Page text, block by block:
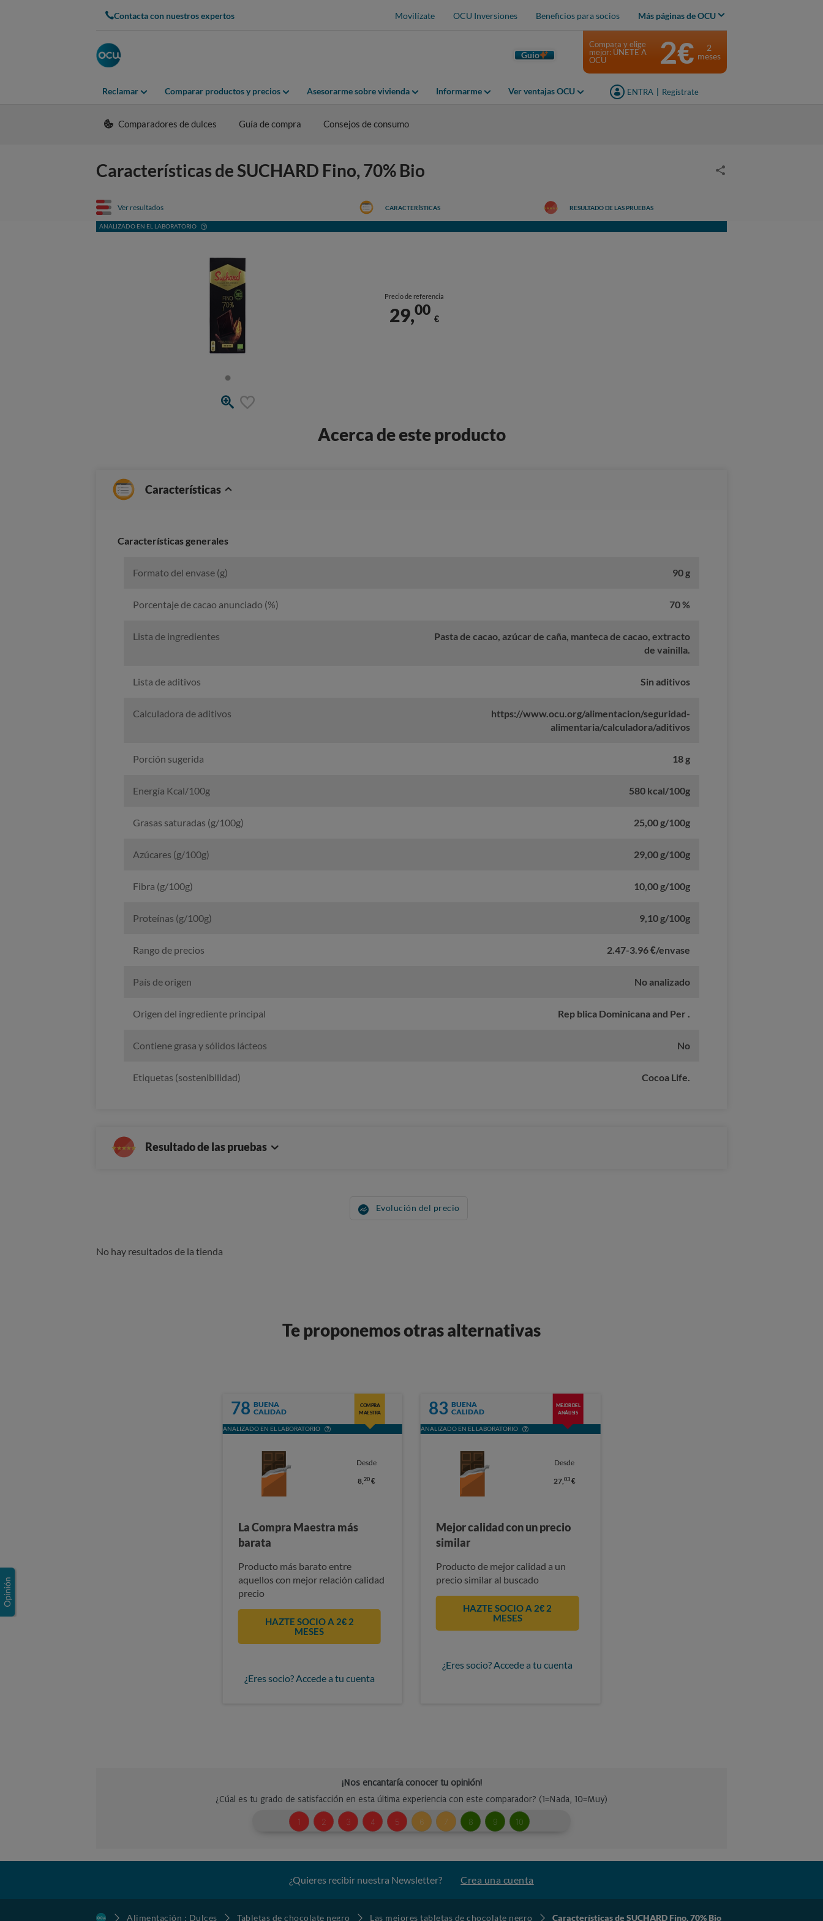
Contacta con nuestros expertos Movilízate OCU Inversiones Beneficios para socios Más páginas de OCU
Guio
Reclamar Comparar productos y precios Asesorarme sobre vivienda Informarme Ver ventajas OCU ENTRA Regístrate
Compara y elige
mejor: ÚNETE A
OCU
2€
2
meses
Comparadores de dulces Guía de compra Consejos de consumo
Características de SUCHARD Fino, 70% Bio
Ver resultados
ANALIZADO EN EL LABORATORIO
CARACTERÍSTICAS RESULTADO DE LAS PRUEBAS
Precio de referencia
29,00
€
Acerca de este producto
Características
Características generales
Formato del envase (g) 90 g
Porcentaje de cacao anunciado (%) 70 %
Lista de ingredientes
Pasta de cacao, azúcar de caña, manteca de cacao, extracto
de vainilla.
Lista de aditivos Sin aditivos
Calculadora de aditivos
https://www.ocu.org/alimentacion/seguridad-
alimentaria/calculadora/aditivos
Porción sugerida 18 g
Energía Kcal/100g 580 kcal/100g
Grasas saturadas (g/100g) 25,00 g/100g
Azúcares (g/100g) 29,00 g/100g
Fibra (g/100g) 10,00 g/100g
Proteínas (g/100g) 9,10 g/100g
Rango de precios 2.47-3.96 €/envase
País de origen No analizado
Origen del ingrediente principal Rep blica Dominicana and Per .
Contiene grasa y sólidos lácteos No
Etiquetas (sostenibilidad) Cocoa Life.
Resultado de las pruebas
Evolución del precio
No hay resultados de la tienda
Te proponemos otras alternativas
78 BUENA
CALIDAD
COMPRA
MAESTRA
ANALIZADO EN EL LABORATORIO
Desde
8,20€
La Compra Maestra más
barata
Producto más barato entre
aquellos con mejor relación calidad
precio
HAZTE SOCIO A 2€ 2
MESES
¿Eres socio? Accede a tu cuenta
83 BUENA
CALIDAD
MEJOR DEL
ANÁLISIS
ANALIZADO EN EL LABORATORIO
Desde
27,03 €
Mejor calidad con un precio
similar
Producto de mejor calidad a un
precio similar al buscado
HAZTE SOCIO A 2€ 2
MESES
¿Eres socio? Accede a tu cuenta
¿Quieres recibir nuestra Newsletter? Crea una cuenta
Alimentación : Dulces Tabletas de chocolate negro Las mejores tabletas de chocolate negro Características de SUCHARD Fino, 70% Bio